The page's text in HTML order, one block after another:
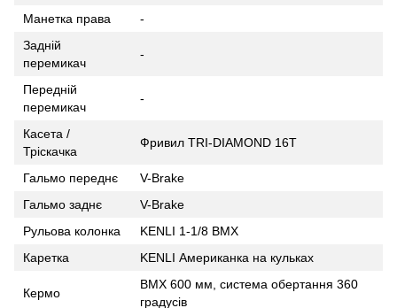
Манетка права
-
Задній
перемикач
-
Передній
перемикач
-
Касета /
Тріскачка
Фривил TRI-DIAMOND 16T
Гальмо переднє
V-Brake
Гальмо заднє
V-Brake
Рульова колонка
KENLI 1-1/8 BMX
Каретка
KENLI Американка на кульках
Кермо
BMX 600 мм, система обертання 360
градусів